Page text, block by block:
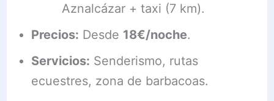
Aznalcázar + taxi (7 km).
Precios: Desde 18€/noche.
Servicios: Senderismo, rutas
ecuestres, zona de barbacoas.